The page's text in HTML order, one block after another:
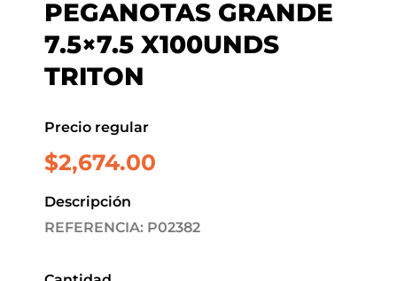
PEGANOTAS GRANDE
7.5×7.5 X100UNDS
TRITON
Precio regular
$2,674.00
Descripción
REFERENCIA: P02382